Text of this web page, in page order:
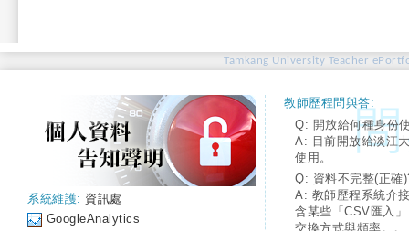
Tamkang University Teacher
系統維護: 資訊處
GoogleAnalytics
教師歷程問與答:
Q: 開放給何種身份
A: 目前開放給淡江
使用。
Q: 資料不完整(正確
A: 教師歷程系統介
含某些「CSV匯入
交換方式與頻率。。